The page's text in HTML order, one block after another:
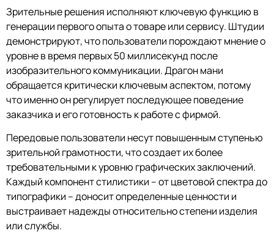
Зрительные решения исполняют ключевую функцию в
генерации первого опыта о товаре или сервису. Штудии
демонстрируют, что пользователи порождают мнение о
уровне в время первых 50 миллисекунд после
изобразительного коммуникации. Драгон мани
обращается критически ключевым аспектом, потому
что именно он регулирует последующее поведение
заказчика и его готовность к работе с фирмой.
Передовые пользователи несут повышенным ступенью
зрительной грамотности, что создает их более
требовательными к уровню графических заключений.
Каждый компонент стилистики – от цветовой спектра до
типографики – доносит определенные ценности и
выстраивает надежды относительно степени изделия
или службы.